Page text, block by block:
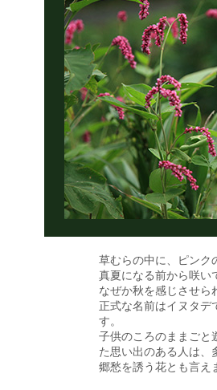
草むらの中に、ピンク
真夏になる前から咲い
なぜか秋を感じさせら
正式な名前はイヌタデ
す。
子供のころのままごと
た思い出のある人は、
郷愁を誘う花とも言え